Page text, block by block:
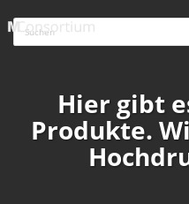
Hier gibt
Produkte.